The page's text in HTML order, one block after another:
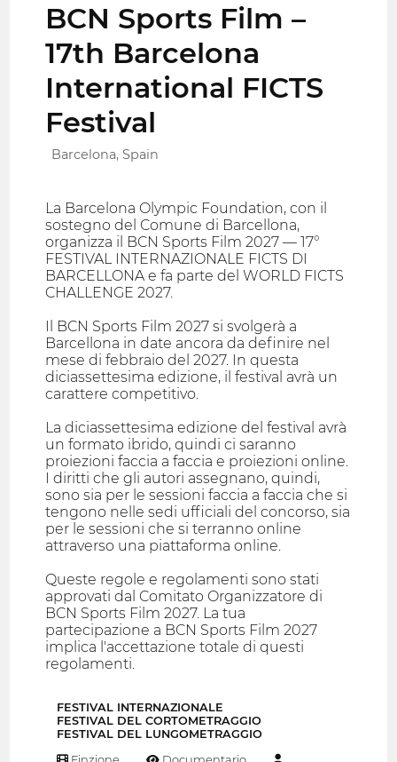
BCN Sports Film –
17th Barcelona
International FICTS
Festival
Barcelona, Spain
La Barcelona Olympic Foundation, con il
sostegno del Comune di Barcellona,
organizza il BCN Sports Film 2027 — 17°
FESTIVAL INTERNAZIONALE FICTS DI
BARCELLONA e fa parte del WORLD FICTS
CHALLENGE 2027.
Il BCN Sports Film 2027 si svolgerà a
Barcellona in date ancora da definire nel
mese di febbraio del 2027. In questa
diciassettesima edizione, il festival avrà un
carattere competitivo.
La diciassettesima edizione del festival avrà
un formato ibrido, quindi ci saranno
proiezioni faccia a faccia e proiezioni online.
I diritti che gli autori assegnano, quindi,
sono sia per le sessioni faccia a faccia che si
tengono nelle sedi ufficiali del concorso, sia
per le sessioni che si terranno online
attraverso una piattaforma online.
Queste regole e regolamenti sono stati
approvati dal Comitato Organizzatore di
BCN Sports Film 2027. La tua
partecipazione a BCN Sports Film 2027
implica l'accettazione totale di questi
regolamenti.
FESTIVAL INTERNAZIONALE
FESTIVAL DEL CORTOMETRAGGIO
FESTIVAL DEL LUNGOMETRAGGIO